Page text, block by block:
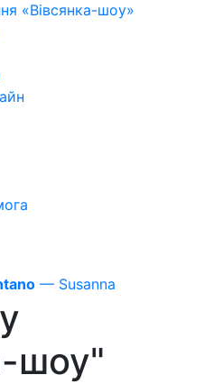
«Вівсянка-шоу»
— Susanna
шоу"